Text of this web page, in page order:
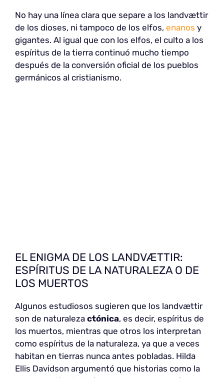
No hay una línea clara que separe a los landvættir
de los dioses, ni tampoco de los elfos, enanos y
gigantes. Al igual que con los elfos, el culto a los
espíritus de la tierra continuó mucho tiempo
después de la conversión oficial de los pueblos
germánicos al cristianismo.
EL ENIGMA DE LOS LANDVÆTTIR:
ESPÍRITUS DE LA NATURALEZA O DE
LOS MUERTOS
Algunos estudiosos sugieren que los landvættir
son de naturaleza ctónica, es decir, espíritus de
los muertos, mientras que otros los interpretan
como espíritus de la naturaleza, ya que a veces
habitan en tierras nunca antes pobladas. Hilda
Ellis Davidson argumentó que historias como la